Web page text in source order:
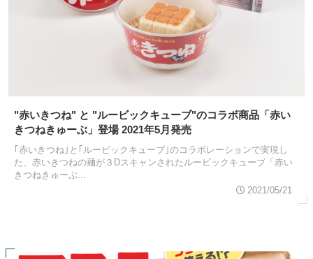
"赤いきつね" と "ルービックキューブ"のコラボ商品「赤い
きつねきゅーぶ」登場 2021年5月発売
｢赤いきつね｣と｢ルービックキューブ｣のコラボレーションで実現し
た、赤いきつねの麺が３Dスキャンされたルービックキューブ「赤い
きつねきゅーぶ...
2021/05/21